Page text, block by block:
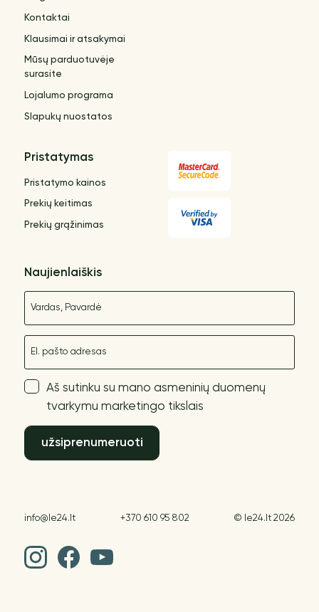
Kontaktai
Klausimai ir atsakymai
Mūsų parduotuvėje
surasite
Lojalumo programa
Slapukų nuostatos
Pristatymas
Pristatymo kainos
Prekių keitimas
Prekių grąžinimas
Naujienlaiškis
Aš sutinku su mano asmeninių duomenų
tvarkymu marketingo tikslais
užsiprenumeruoti
info@le24.lt +370 610 95 802 © le24.lt 2026